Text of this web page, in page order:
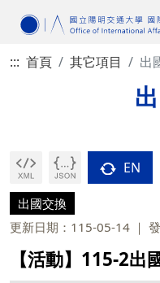
::: 首頁 其它項目 出
EN
出國交換
更新日期：115-05-14
【活動】115-2出